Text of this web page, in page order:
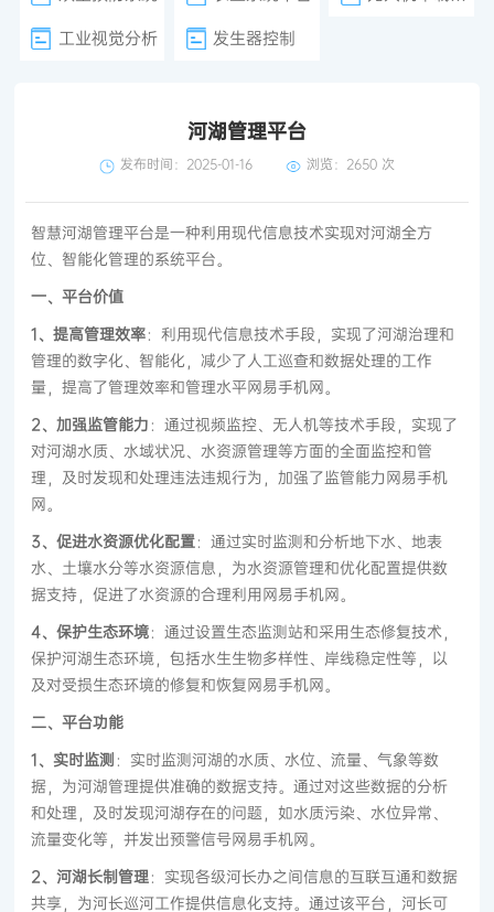
工业视觉分析
发生器控制
河湖管理平台
发布时间：2025-01-16 浏览： 2650 次
智慧河湖管理平台是一种利用现代信息技术实现对河湖全方
位、智能化管理的系统平台。
一、平台价值
1、提高管理效率：利用现代信息技术手段，实现了河湖治理和
管理的数字化、智能化，减少了人工巡查和数据处理的工作
量，提高了管理效率和管理水平网易手机网。
2、加强监管能力 ：通过视频监控、无人机等技术手段，实现了
对河湖水质、水域状况、水资源管理等方面的全面监控和管
理，及时发现和处理违法违规行为，加强了监管能力网易手机
网。
3、促进水资源优化配置：通过实时监测和分析地下水、地表
水、土壤水分等水资源信息，为水资源管理和优化配置提供数
据支持，促进了水资源的合理利用网易手机网。
4、保护生态环境：通过设置生态监测站和采用生态修复技术，
保护河湖生态环境，包括水生生物多样性、岸线稳定性等，以
及对受损生态环境的修复和恢复网易手机网。
二、平台功能
1、实时监测 ：实时监测河湖的水质、水位、流量、气象等数
据，为河湖管理提供准确的数据支持。通过对这些数据的分析
和处理，及时发现河湖存在的问题，如水质污染、水位异常、
流量变化等，并发出预警信号网易手机网。
2、河湖长制管理：实现各级河长办之间信息的互联互通和数据
共享，为河长巡河工作提供信息化支持。通过该平台，河长可